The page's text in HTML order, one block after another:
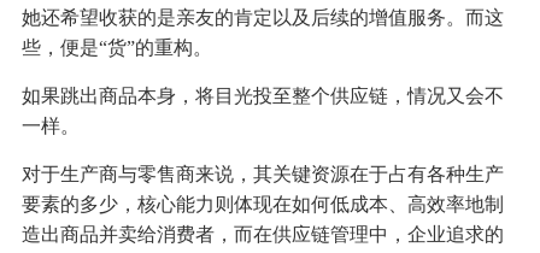
她还希望收获的是亲友的肯定以及后续的增值服务。而这
些，便是“货”的重构。
如果跳出商品本身，将目光投至整个供应链，情况又会不
一样。
对于生产商与零售商来说，其关键资源在于占有各种生产
要素的多少，核心能力则体现在如何低成本、高效率地制
造出商品并卖给消费者，而在供应链管理中，企业追求的